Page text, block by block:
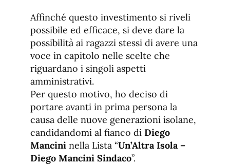
Affinché questo investimento si riveli
possibile ed efficace, si deve dare la
possibilità ai ragazzi stessi di avere una
voce in capitolo nelle scelte che
riguardano i singoli aspetti
amministrativi.
Per questo motivo, ho deciso di
portare avanti in prima persona la
causa delle nuove generazioni isolane,
candidandomi al fianco di Diego
Mancini nella Lista “Un’Altra Isola –
Diego Mancini Sindaco”.